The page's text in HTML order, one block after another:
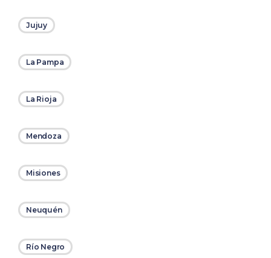
Jujuy
La Pampa
La Rioja
Mendoza
Misiones
Neuquén
Río Negro